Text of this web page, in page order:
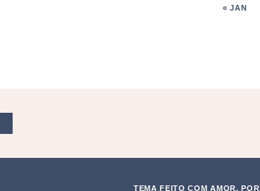
« JAN
TEMA FEITO COM AMOR, POR